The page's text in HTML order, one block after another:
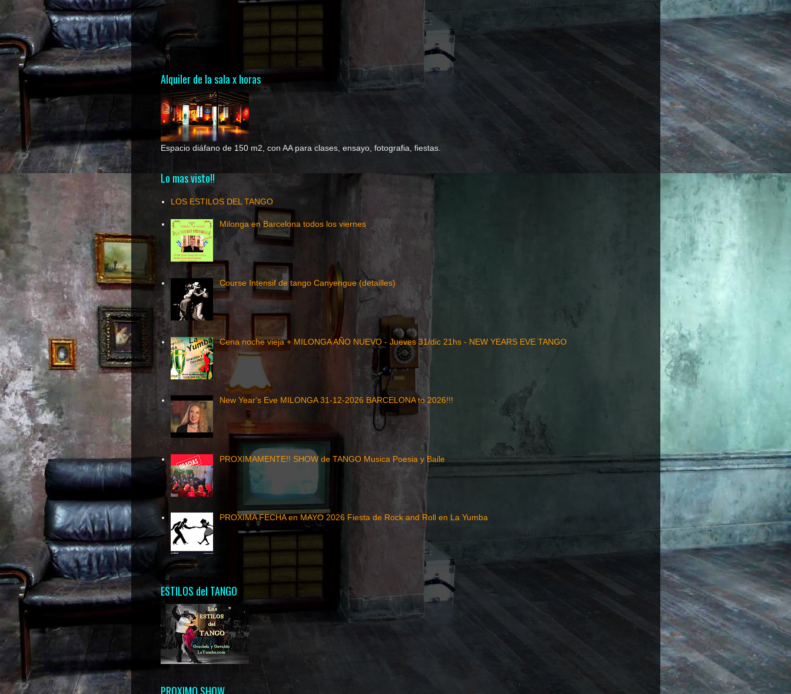
Alquiler de la sala x horas
Espacio diáfano de 150 m2, con AA para clases, ensayo, fotografia, fiestas.
Lo mas visto!!
LOS ESTILOS DEL TANGO
Milonga en Barcelona todos los viernes
Course Intensif de tango Canyengue (detailles)
Cena noche vieja + MILONGA AÑO NUEVO - Jueves 31/dic 21hs - NEW YEARS EVE TANGO
New Year's Eve MILONGA 31-12-2026 BARCELONA to 2026!!!
PROXIMAMENTE!! SHOW de TANGO Musica Poesia y Baile
PROXIMA FECHA en MAYO 2026 Fiesta de Rock and Roll en La Yumba
ESTILOS del TANGO